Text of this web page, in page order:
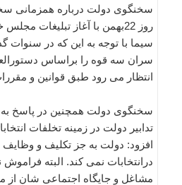
سخنگوی دولت درباره همزمانی
روز 22بهمن با آغاز تبلیغات
سیما با توجه به این که در
سران سه قوه را براساس
انتظار می رود طبق قوانین و
سخنگوی دولت همچنین در پاسخ به
تدابیر دولت در زمینه تخلفات
افزود: دولت به جز تکلیف و وظایف
درانتخابات نمی کند. البته
مشاغل و جایگاه اجتماعی شان از